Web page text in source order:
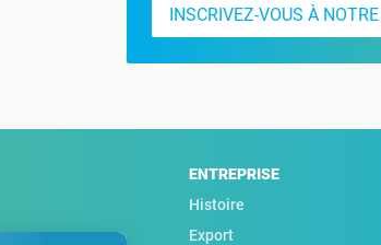
INSCRIVEZ-VOUS À
ENTREPRISE
Histoire
Export